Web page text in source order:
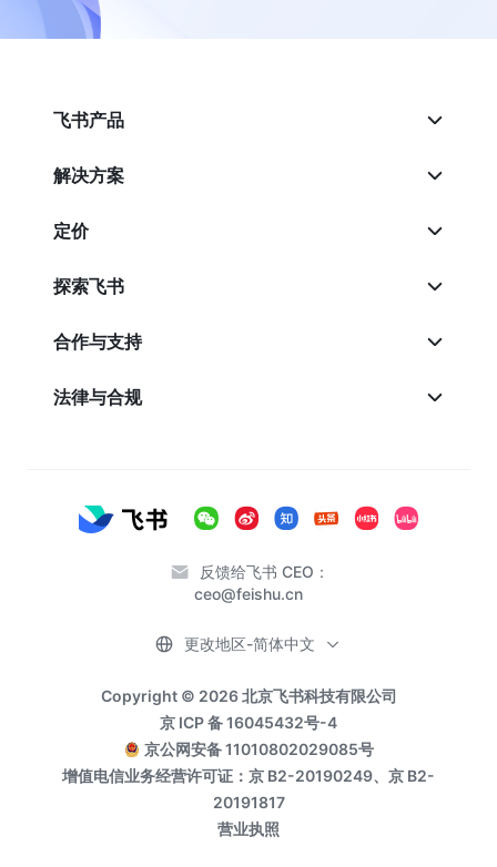
飞书产品
解决方案
定价
探索飞书
合作与支持
法律与合规
反馈给飞书 CEO：
ceo@feishu.cn
Copyright © 2026 北京飞书科技有限公司
京 ICP 备 16045432号-4
京公网安备 11010802029085号
增值电信业务经营许可证：京 B2-20190249、京 B2-
20191817
营业执照
更改地区-简体中文